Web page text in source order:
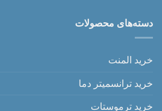
دسته‌های محصولات
خرید المنت
خرید ترانسمیتر دما
خرید ترموستات